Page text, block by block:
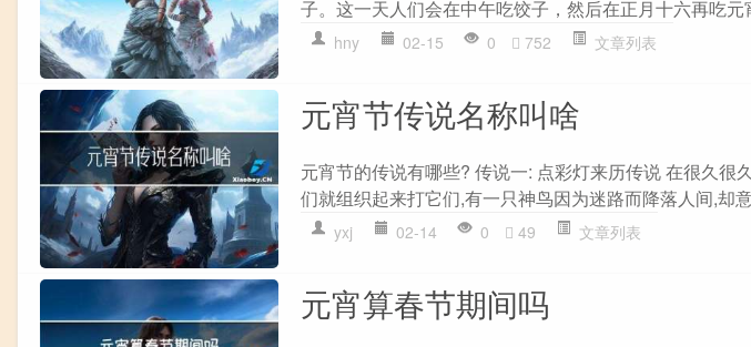
子。这一天人们会在中午吃饺子，然后在正月十六再吃元
hny 02-15 0 752 文章列表
元宵节传说名称叫啥
元宵节的传说有哪些? 传说一: 点彩灯来历传说 在很久很
们就组织起来打它们,有一只神鸟因为迷路而降落人间,却
yxj 02-14 0 49 文章列表
元宵算春节期间吗